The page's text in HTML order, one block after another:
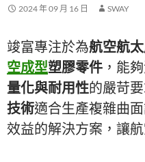
2024 年 09 月 16 日 SWAY
竣富專注於為航空航
空成型塑膠零件 ，能
量化與耐用性的嚴苛
技術適合生產複雜曲
效益的解決方案，讓